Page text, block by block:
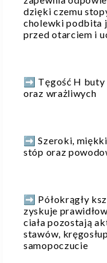
dzięki czemu
cholewki podbita
przed otarciem i
➡️ Tęgość H buty
oraz wrażliwych
➡️ Szeroki,
stóp oraz
➡️ Półokrągły
zyskuje
ciała pozostają
stawów,
samopoczucie